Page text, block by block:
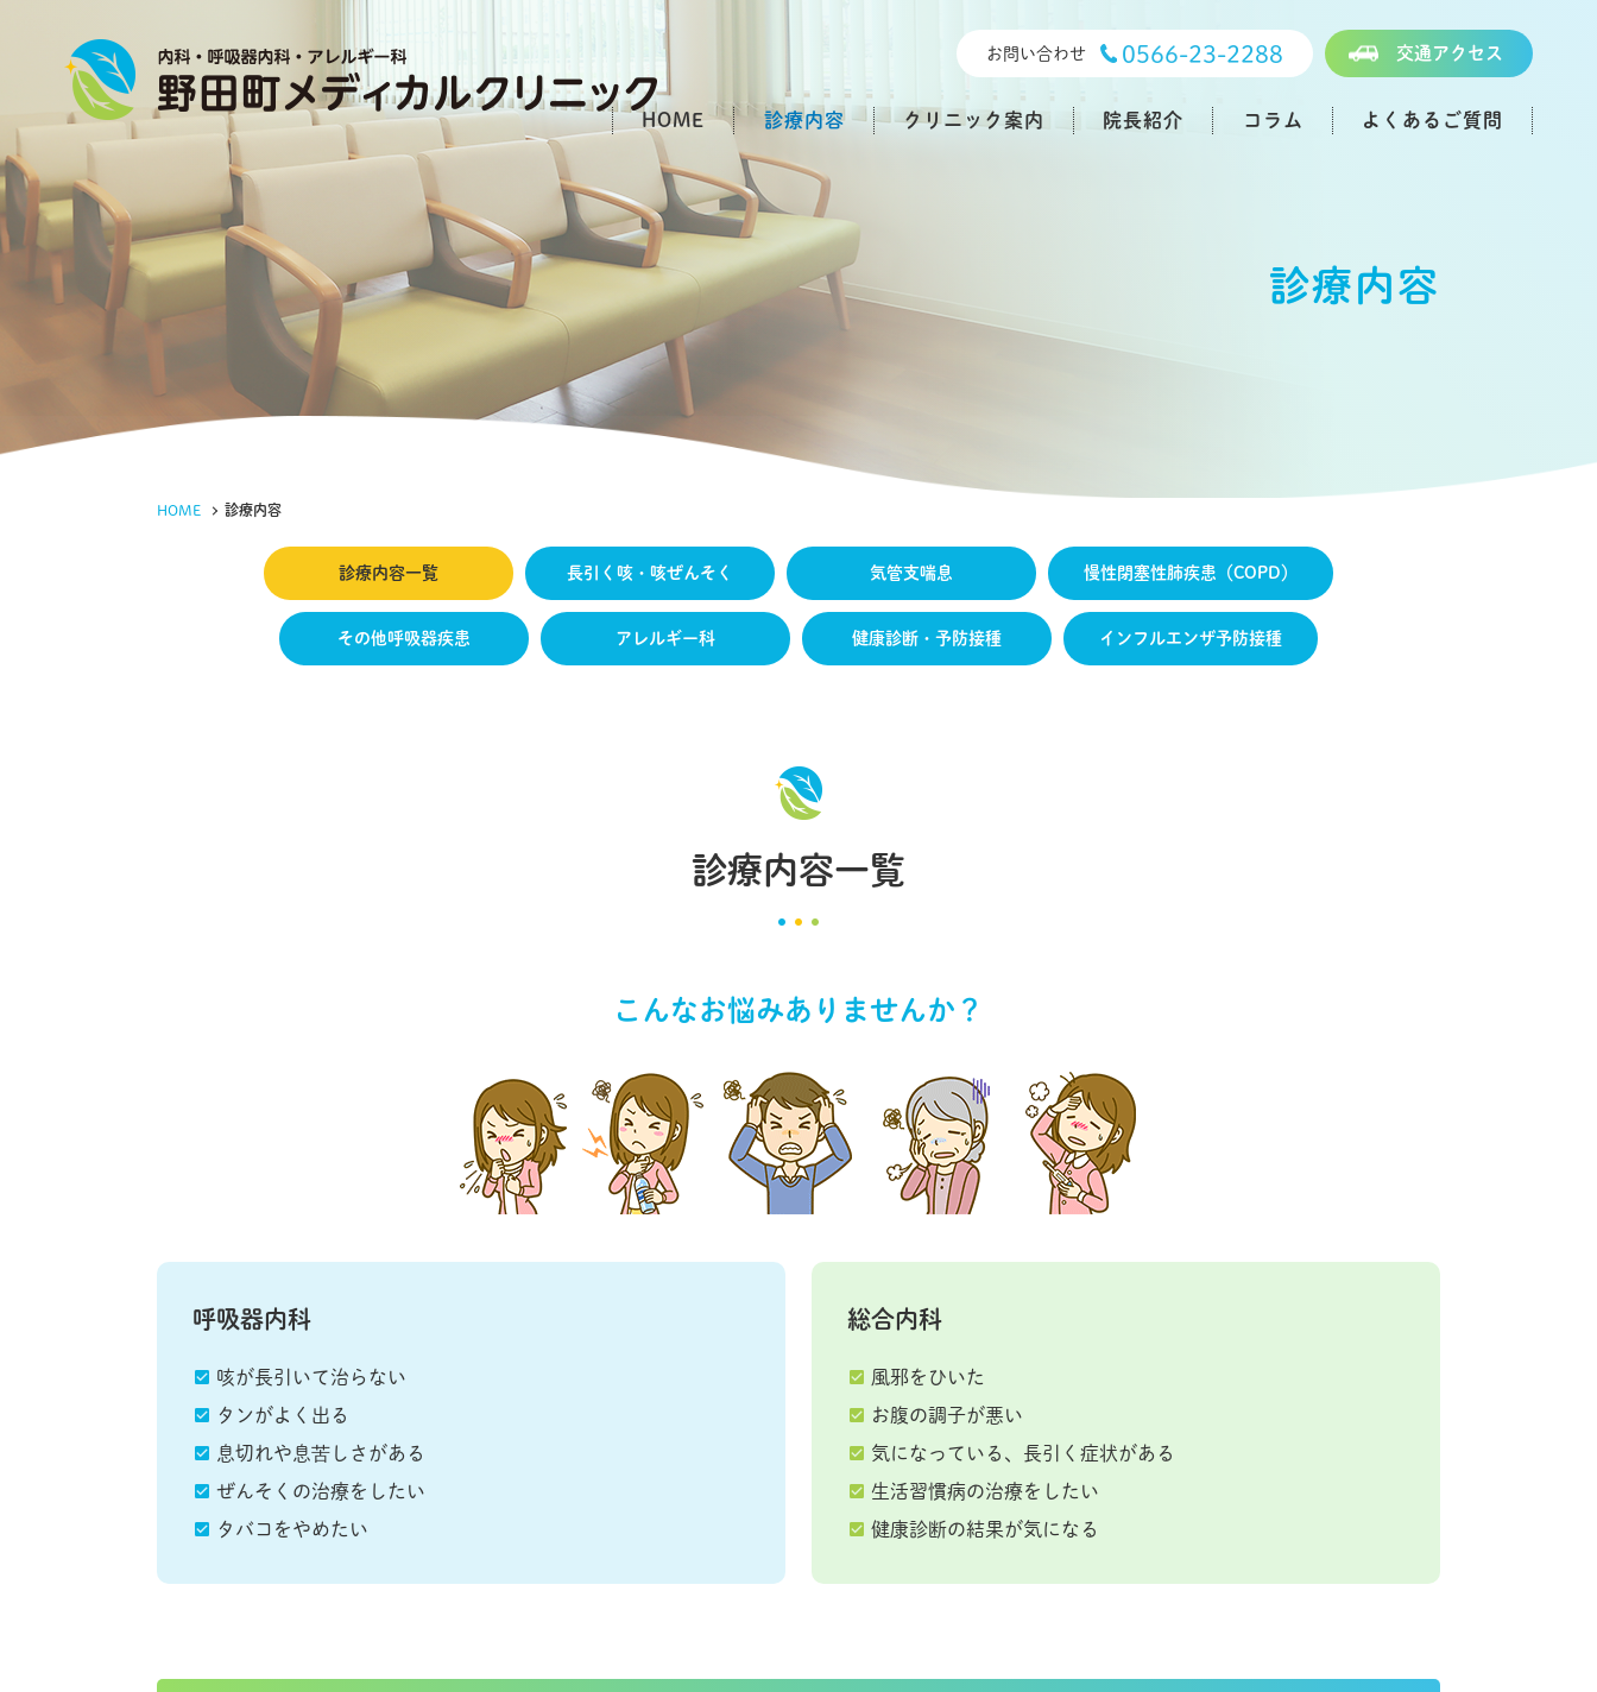
HOME 診療内容 クリニック案内 院長紹介 コラム よくあるご質問
お問い合わせ 0566-23-2288 交通アクセス
診療内容
HOME 診療内容
診療内容一覧 長引く咳・咳ぜんそく 気管支喘息 慢性閉塞性肺疾患（COPD）
その他呼吸器疾患 アレルギー科 健康診断・予防接種 インフルエンザ予防接種
診療内容一覧
こんなお悩みありませんか？
呼吸器内科
咳が長引いて治らない
タンがよく出る
息切れや息苦しさがある
ぜんそくの治療をしたい
タバコをやめたい
総合内科
風邪をひいた
お腹の調子が悪い
気になっている、長引く症状がある
生活習慣病の治療をしたい
健康診断の結果が気になる